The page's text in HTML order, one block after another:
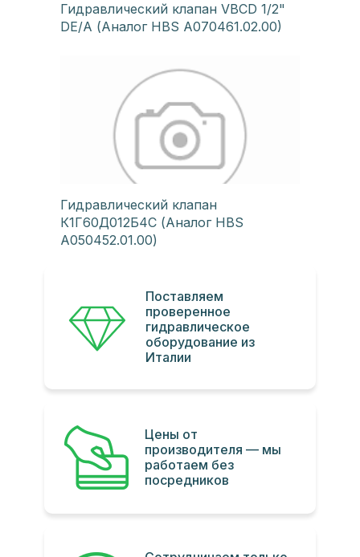
Гидравлический клапан VBCD 1/2"
DE/A (Аналог HBS A070461.02.00)
Гидравлический клапан
К1Г60Д012Б4С (Аналог HBS
A050452.01.00)
Поставляем
проверенное
гидравлическое
оборудование из
Италии
Цены от
производителя — мы
работаем без
посредников